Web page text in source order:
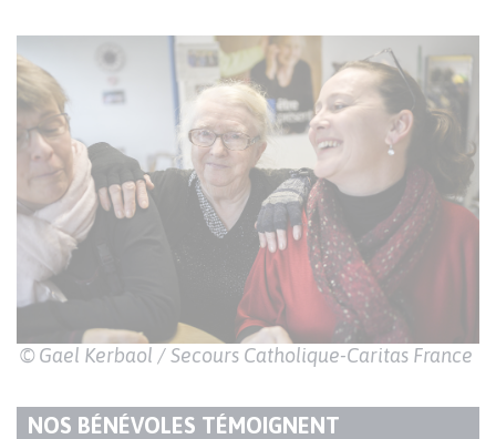
© Gael Kerbaol / Secours Catholique-Caritas France
NOS BÉNÉVOLES TÉMOIGNENT